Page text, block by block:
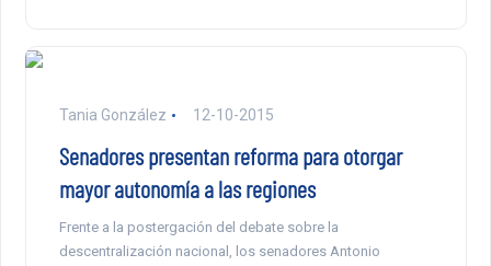
Tania González 12-10-2015
Senadores presentan reforma para otorgar
mayor autonomía a las regiones
Frente a la postergación del debate sobre la
descentralización nacional, los senadores Antonio